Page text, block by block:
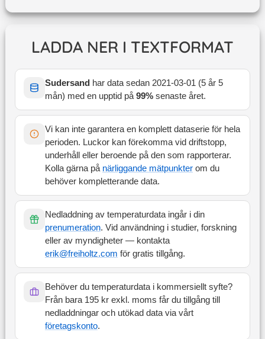
LADDA NER I TEXTFORMAT
Sudersand har data sedan 2021-03-01(5 år 5
mån) med en upptid på99% senaste året.
Vi kan inte garantera en komplett dataserie för hela
perioden. Luckor kan förekomma vid driftstopp,
underhåll eller beroende på den som rapporterar.
Kolla gärna på närliggande mätpunkterom du
behöver kompletterande data.
Nedladdning av temperaturdata ingår i din
prenumeration. Vid användning i studier, forskning
eller av myndigheter — kontakta
erik@freiholtz.com för gratis tillgång.
Behöver du temperaturdata i kommersiellt syfte?
Från bara 195 kr exkl. moms får du tillgång till
nedladdningar och utökad data via vårt
företagskonto.